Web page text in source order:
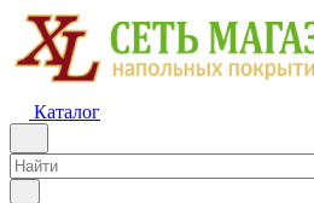
Каталог